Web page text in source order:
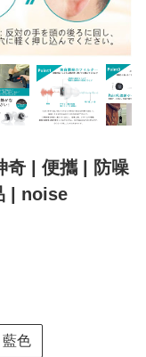
奇 | 便攜 | 防噪
| noise
藍色